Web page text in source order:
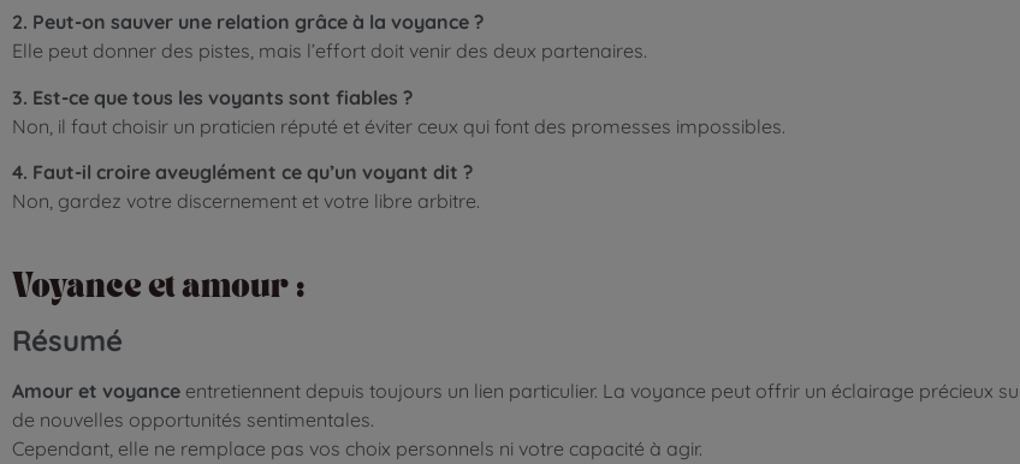
2. Peut-on sauver une relation grâce à la voyance ?
Elle peut donner des pistes, mais l’effort doit venir des deux partenaires.
3. Est-ce que tous les voyants sont fiables ?
Non, il faut choisir un praticien réputé et éviter ceux qui font des promesses impossibles.
4. Faut-il croire aveuglément ce qu’un voyant dit ?
Non, gardez votre discernement et votre libre arbitre.
Voyance et amour :
Résumé
Amour et voyance entretiennent depuis toujours un lien particulier. La voyance peut offrir un éclairage précieux
de nouvelles opportunités sentimentales.
Cependant, elle ne remplace pas vos choix personnels ni votre capacité à agir.